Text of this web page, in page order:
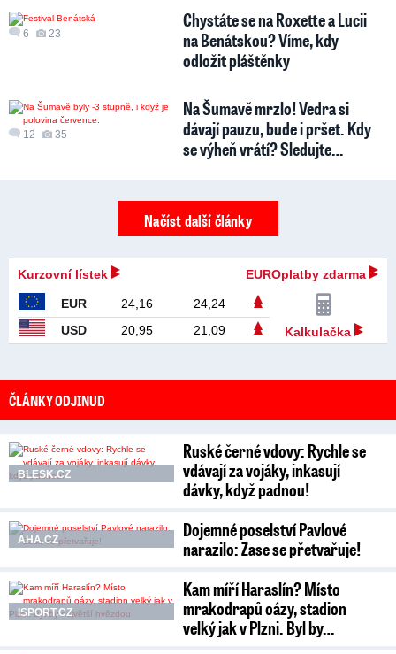
6 23
Chystáte se na Roxette a Lucii
na Benátskou? Víme, kdy
odložit pláštěnky
12 35
Na Šumavě mrzlo! Vedra si
dávají pauzu, bude i pršet. Kdy
se výheň vrátí? Sledujte…
Načíst další články
Kurzovní lístek EUROplatby zdarma
EUR 24,16
24,24
USD
20,95 21,09 Kalkulačka
ČLÁNKY ODJINUD
BLESK.CZ
Ruské černé vdovy: Rychle se
vdávají za vojáky, inkasují
dávky, když padnou!
AHA.CZ
Dojemné poselství Pavlové
narazilo: Zase se přetvařuje!
ISPORT.CZ
Kam míří Haraslín? Místo
mrakodrapů oázy, stadion
velký jak v Plzni. Byl by…